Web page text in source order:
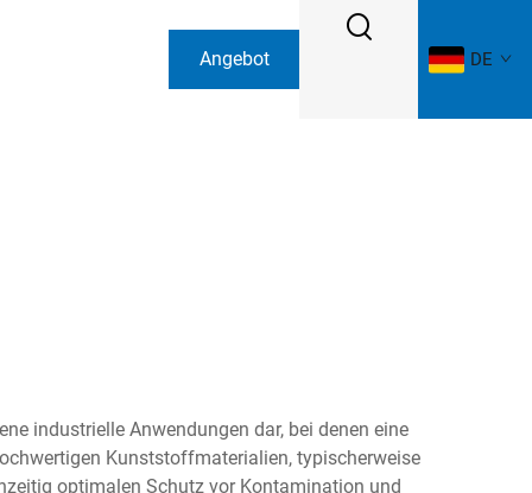
Angebot DE
industrielle Anwendungen dar, bei denen eine
Kunststoffmaterialien, typischerweise
optimalen Schutz vor Kontamination und